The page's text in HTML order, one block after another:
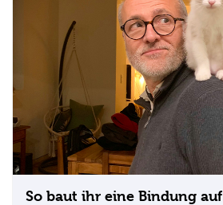
So baut ihr eine Bindung auf